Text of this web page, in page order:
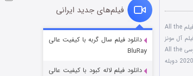
دانلود رایگان فیلم All the
آل مونز
زیرنویس فارسی All the
فیلم همه ماه ها 2020 دوبله
شوگر فصل ۲
قسمت
فیلم‌های جدید ایرانی
دانلود فیلم سال گربه با کیفیت عالی
BluRay
دانلود فیلم لاله کبود با کیفیت عالی